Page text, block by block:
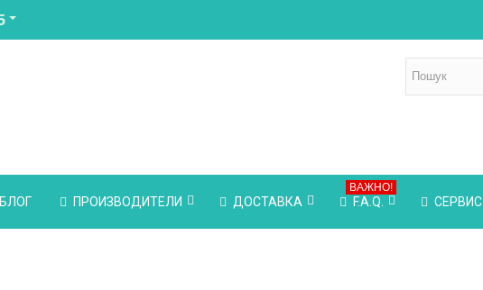
БЛОГ ПРОИЗВОДИТЕЛИ ДОСТАВКА F.A.Q.
ВАЖНО!
СЕРВИС